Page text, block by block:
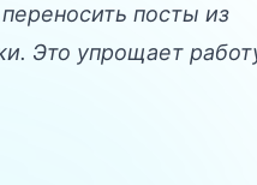
посты из
Это упрощает